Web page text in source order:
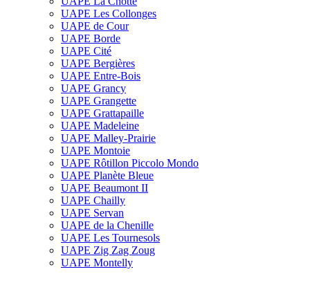
UAPE Les Collonges
UAPE de Cour
UAPE Borde
UAPE Cité
UAPE Bergières
UAPE Entre-Bois
UAPE Grancy
UAPE Grangette
UAPE Grattapaille
UAPE Madeleine
UAPE Malley-Prairie
UAPE Montoie
UAPE Rôtillon Piccolo Mondo
UAPE Planète Bleue
UAPE Beaumont II
UAPE Chailly
UAPE Servan
UAPE de la Chenille
UAPE Les Tournesols
UAPE Zig Zag Zoug
UAPE Montelly